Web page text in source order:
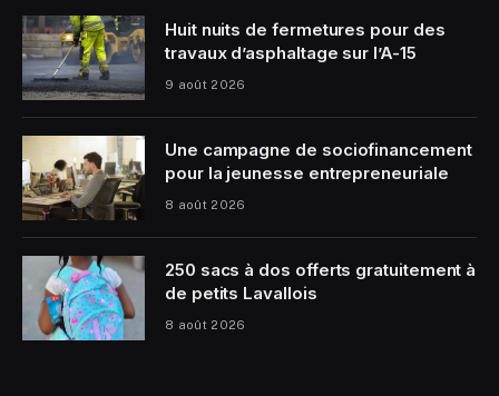
Huit nuits de fermetures pour des
travaux d’asphaltage sur l’A-15
9 août 2026
Une campagne de sociofinancement
pour la jeunesse entrepreneuriale
8 août 2026
250 sacs à dos offerts gratuitement à
de petits Lavallois
8 août 2026